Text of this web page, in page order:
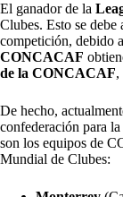
El ganador de la
Clubes. Esto se debe
competición, debido
CONCACAF
de la CONCACAF,
De hecho,
confederación para
son los equipos de
Mundial de Clubes: